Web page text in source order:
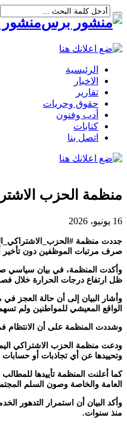
منشور
الرئيسية
الاخبار
تقارير
حقوق وحريات
أدب وفنون
كتابات
اتصل بنا
منظمة الحزب
16 يونيو، 2026
جددت منظمة
صرف مرتبات الموظفين دون تأخير
وأكدت المنظمة، في بيان سياسي
ظل ارتفاع درجات الحرارة خلال
وأشار البيان إلى أن حالة العجز
الواقع المعيشي للمواطنين ولم
وشددت المنظمة على أن الانتظام
ودعت منظمة الحزب الاشتراكي
وتحييدها عن أي تجاذبات أو حسابات
كما أعلنت المنظمة تأييدها
العامة والخاصة وصون السلم
وأكد البيان أن استمرار التدهور
منذ سنوات.